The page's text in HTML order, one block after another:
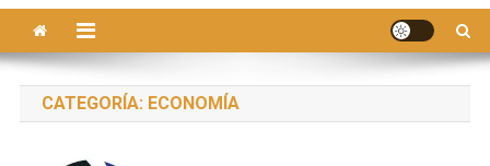
CATEGORÍA: ECONOMÍA